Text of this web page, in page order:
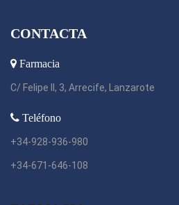
CONTACTA
Farmacia
C/ Felipe II, 3, Arrecife, Lanzarote
Teléfono
+34-928-936-980
+34-671-646-108